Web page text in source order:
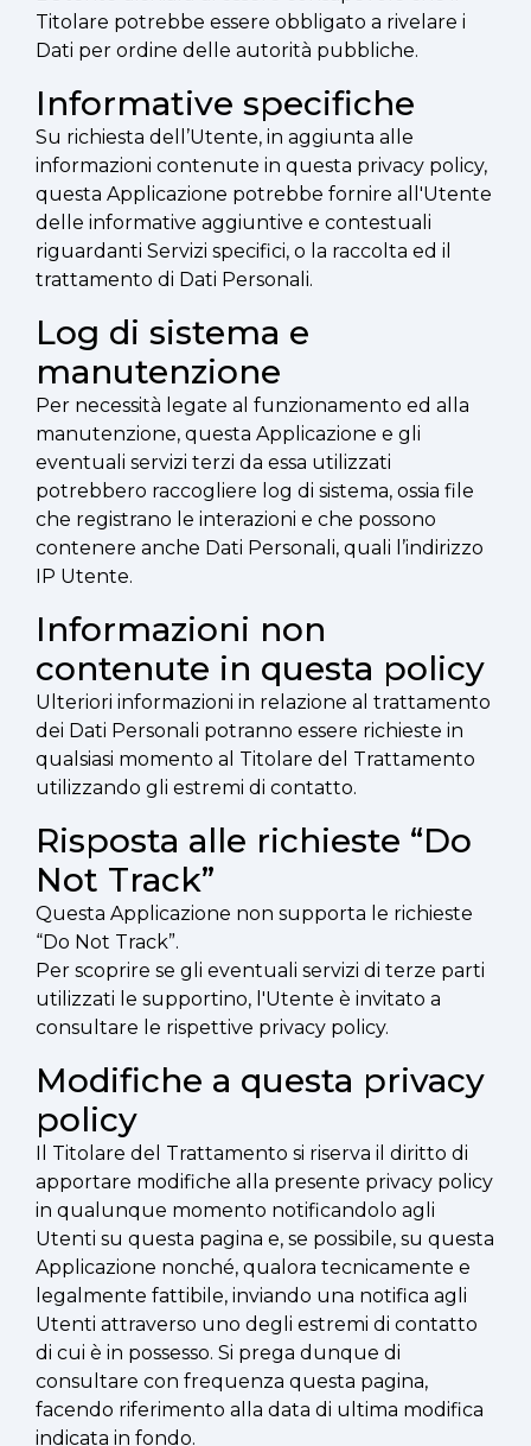
Titolare potrebbe essere obbligato a rivelare i
Dati per ordine delle autorità pubbliche.
Informative specifiche
Su richiesta dell’Utente, in aggiunta alle
informazioni contenute in questa privacy policy,
questa Applicazione potrebbe fornire all'Utente
delle informative aggiuntive e contestuali
riguardanti Servizi specifici, o la raccolta ed il
trattamento di Dati Personali.
Log di sistema e
manutenzione
Per necessità legate al funzionamento ed alla
manutenzione, questa Applicazione e gli
eventuali servizi terzi da essa utilizzati
potrebbero raccogliere log di sistema, ossia file
che registrano le interazioni e che possono
contenere anche Dati Personali, quali l’indirizzo
IP Utente.
Informazioni non
contenute in questa policy
Ulteriori informazioni in relazione al trattamento
dei Dati Personali potranno essere richieste in
qualsiasi momento al Titolare del Trattamento
utilizzando gli estremi di contatto.
Risposta alle richieste “Do
Not Track”
Questa Applicazione non supporta le richieste
“Do Not Track”.
Per scoprire se gli eventuali servizi di terze parti
utilizzati le supportino, l'Utente è invitato a
consultare le rispettive privacy policy.
Modifiche a questa privacy
policy
Il Titolare del Trattamento si riserva il diritto di
apportare modifiche alla presente privacy policy
in qualunque momento notificandolo agli
Utenti su questa pagina e, se possibile, su questa
Applicazione nonché, qualora tecnicamente e
legalmente fattibile, inviando una notifica agli
Utenti attraverso uno degli estremi di contatto
di cui è in possesso. Si prega dunque di
consultare con frequenza questa pagina,
facendo riferimento alla data di ultima modifica
indicata in fondo.